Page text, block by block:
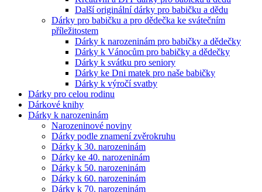
Další originální dárky pro babičku a dědu
Dárky pro babičku a pro dědečka ke svátečním
příležitostem
Dárky k narozeninám pro babičky a dědečky
Dárky k Vánocům pro babičky a dědečky
Dárky k svátku pro seniory
Dárky ke Dni matek pro naše babičky
Dárky k výročí svatby
Dárky pro celou rodinu
Dárkové knihy
Dárky k narozeninám
Narozeninové noviny
Dárky podle znamení zvěrokruhu
Dárky k 30. narozeninám
Dárky ke 40. narozeninám
Dárky k 50. narozeninám
Dárky k 60. narozeninám
Dárky k 70. narozeninám